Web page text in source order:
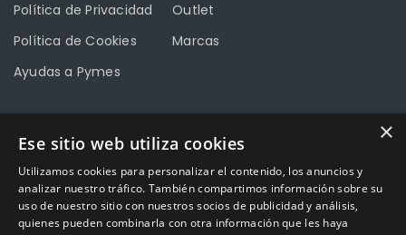
Política de Privacidad
Política de Cookies
Ayudas a Pymes
Outlet
Marcas
CONTACTO
Calle Méndez Núñez nº3 – Fuente Palmera 14120 Córdoba
Teléfono957 04 96 57
×
Ese sitio web utiliza cookies
Utilizamos cookies para personalizar el contenido, los anuncios y
analizar nuestro tráfico. También compartimos información sobre su
uso de nuestro sitio con nuestros socios de publicidad y análisis,
quienes pueden combinarla con otra información que les haya